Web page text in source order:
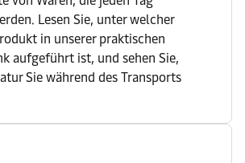
Lesen Sie, unter welcher
in unserer praktischen
aufgeführt ist, und sehen Sie,
Sie während des Transports